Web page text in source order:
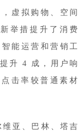
虚拟购物、空间
举措提升了消费
能运营和营销工
升 4 成，用户响
击率较普通素材
亚、巴林、塔吉